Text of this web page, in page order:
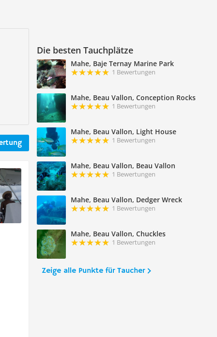
Die besten Tauchplätze
Mahe, Baje Ternay Marine Park
1 Bewertungen
Mahe, Beau Vallon, Conception Rocks
1 Bewertungen
Mahe, Beau Vallon, Light House
1 Bewertungen
Mahe, Beau Vallon, Beau Vallon
1 Bewertungen
Mahe, Beau Vallon, Dedger Wreck
1 Bewertungen
Mahe, Beau Vallon, Chuckles
1 Bewertungen
Zeige alle Punkte für Taucher